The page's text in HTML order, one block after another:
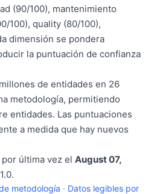
(90/100), mantenimiento
100), quality (80/100),
dimensión se pondera
la puntuación de confianza
de entidades en 26
metodología, permitiendo
entidades. Las puntuaciones
a medida que hay nuevos
última vez el August 07,
metodología · Datos legibles por